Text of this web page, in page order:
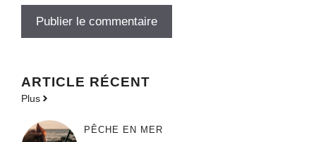
ARTICLE RÉCENT
Plus
PÊCHE EN MER